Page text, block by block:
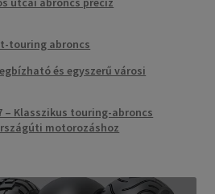
touring abroncs
és egyszerű városi
– Klasszikus touring-abroncs
motorozáshoz